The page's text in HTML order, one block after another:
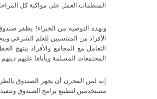
المنظمات العمل على مواكبة كل
وبهذه التوصية من الخبراء! يظفر صندوق
الأفراد من المنتسبين للعلم الشرعي
التعامل مع المجامع والأفراد ينتهج
المجتمعات المسلمة ويأباها عليهم
إنه لمن المحزن أن يجهر الصندوق
مستخدمين لتطبيع برامج الصندوق